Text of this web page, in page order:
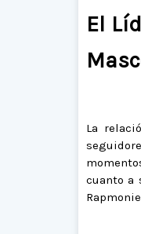
El
La
cuanto a
Rapmonie,